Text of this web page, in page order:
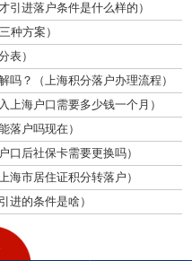
引进落户条件是什么样的）
种方案）
表）
吗？（上海积分落户办理流程）
上海户口需要多少钱一个月）
落户吗现在）
口后社保卡需要更换吗）
海市居住证积分转落户）
进的条件是啥）